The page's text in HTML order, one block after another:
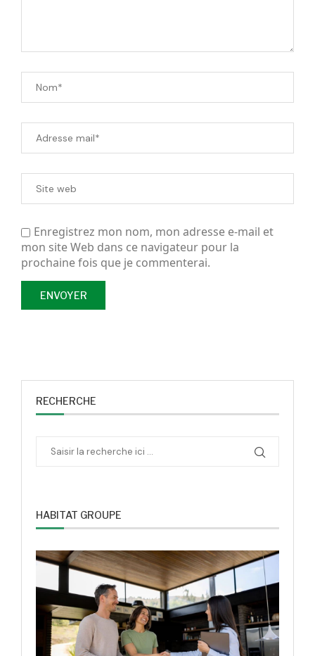
Enregistrez mon nom, mon adresse e-mail et
mon site Web dans ce navigateur pour la
prochaine fois que je commenterai.
RECHERCHE
HABITAT GROUPE